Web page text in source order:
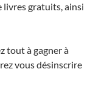
livres gratuits, ainsi
tout à gagner à
vous désinscrire